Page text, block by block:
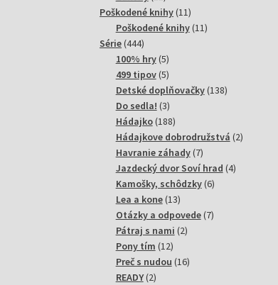
produktov
Poškodené knihy 1111
produktov
Poškodené knihy 1111
Série 444444
produktov
100% hry 55
produktov
499 tipov 55
produktov
Detské doplňovačky 138138
Do sedla! 33
produkty
Hádajko 188188
produktov
Hádajkove dobrodružstvá 22
Havranie záhady 77
produktov
Jazdecký dvor Soví hrad 44
Kamošky, schôdzky 66
Lea a kone 1313
produktov
Otázky a odpovede 77
Pátraj s nami 22
Pony tím 1212
produktov
Preč s nudou 1616
READY 22